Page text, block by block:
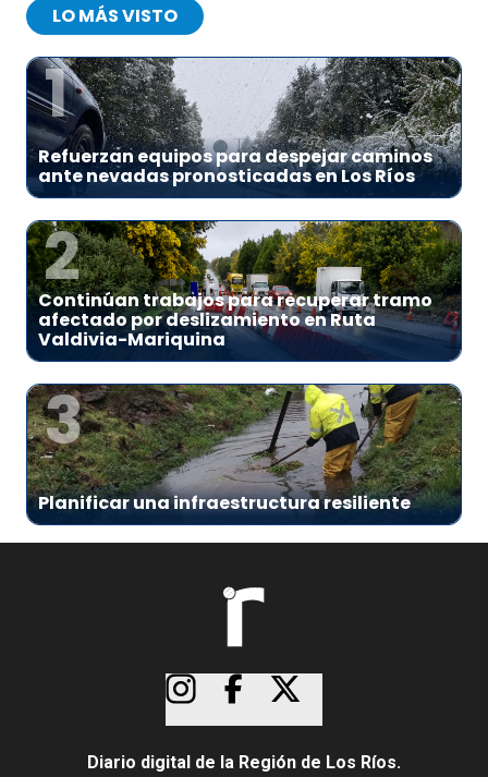
LO MÁS VISTO
1
Refuerzan equipos para despejar caminos
ante nevadas pronosticadas en Los Ríos
2
Continúan trabajos para recuperar tramo
afectado por deslizamiento en Ruta
Valdivia-Mariquina
3
Planificar una infraestructura resiliente
Diario digital de la Región de Los Ríos.